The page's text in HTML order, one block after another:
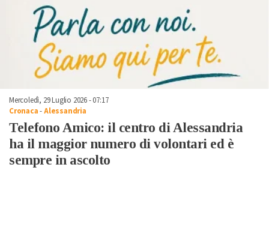
Mercoledì, 29 Luglio 2026 - 07:17
Cronaca-Alessandria
Telefono Amico: il centro di Alessandria
ha il maggior numero di volontari ed è
sempre in ascolto